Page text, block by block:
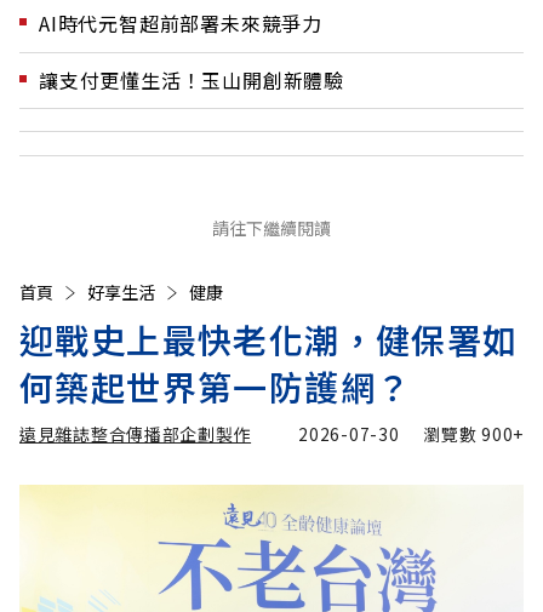
AI時代元智超前部署未來競爭力
讓支付更懂生活！玉山開創新體驗
請往下繼續閱讀
首頁 好享生活 健康
迎戰史上最快老化潮，健保署如
何築起世界第一防護網？
遠見雜誌整合傳播部企劃製作 2026-07-30 瀏覽數900+